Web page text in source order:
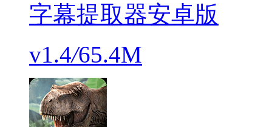
字幕提取器安卓版
v1.4/65.4M